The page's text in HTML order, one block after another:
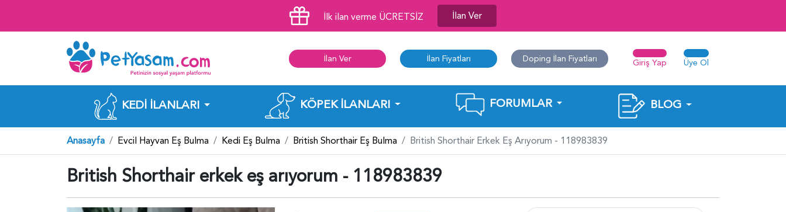
İlk ilan verme ÜCRETSİZ İlan Ver
İlan Ver İlan Fiyatları Doping İlan Fiyatları Giriş Yap Üye Ol
KEDI İLANLARI KÖPEK İLANLARI FORUMLAR BLOG
Anasayfa Evcil Hayvan Eş Bulma Kedi Eş Bulma British Shorthair Eş Bulma British Shorthair Erkek Eş Arıyorum - 118983839
British Shorthair erkek eş arıyorum - 118983839